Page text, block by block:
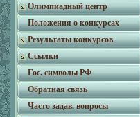
Олимпиадный центр
Положения о конкурсах
Результаты конкурсов
Ссылки
Гос. символы РФ
Обратная связь
Часто задав. вопросы